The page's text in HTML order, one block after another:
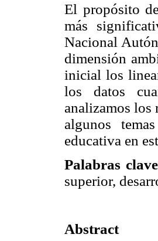
El propósito
más
Nacional
dimensión
inicial los
los datos
analizamos
algunos
educativa en
Palabras
superior,
Abstract